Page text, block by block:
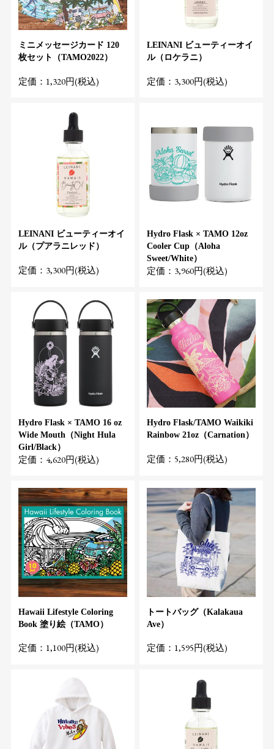
ミニメッセージカード 120
枚セット（TAMO2022）
定価：1,320円(税込)
LEINANI ビューティーオイ
ル（ロケラニ）
定価：3,300円(税込)
LEINANI ビューティーオイ
ル（プアラニレッド）
定価：3,300円(税込)
Hydro Flask × TAMO 12oz
Cooler Cup（Aloha
Sweet/White）
定価：3,960円(税込)
Hydro Flask × TAMO 16 oz
Wide Mouth（Night Hula
Girl/Black）
定価：4,620円(税込)
Hydro Flask/TAMO Waikiki
Rainbow 21oz（Carnation）
定価：5,280円(税込)
Hawaii Lifestyle Coloring
Book 塗り絵（TAMO）
定価：1,100円(税込)
トートバッグ（Kalakaua
Ave）
定価：1,595円(税込)